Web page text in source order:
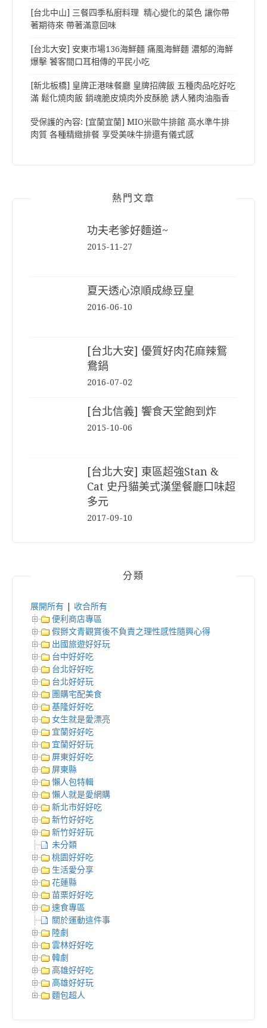
[台北中山] 三餐四季私廚料理 精心變化的菜色 讓你帶
著期待來 帶著滿意回味
[台北大安] 安東市場136海鮮麵 痛風海鮮麵 濃郁的海鮮
爆擊 饕客間口耳相傳的平民小吃
[新北板橋] 皇牌正港味餐廳 皇牌招牌飯 五種肉品吃好吃
滿 鬆化燒肉飯 銷魂脆皮燒肉外皮酥脆 誘人豬肉油脂香
受保護的內容: [宜蘭宜蘭] MIO米歐牛排館 高水準牛排
肉質 各種精緻排餐 享受美味牛排還有儀式感
熱門文章
功夫老爹好麵道~
2015-11-27
夏天透心涼順成綠豆皇
2016-06-10
[台北大安] 優質好肉花麻辣鴛
鴦鍋
2016-07-02
[台北信義] 饗食天堂飽到炸
2015-10-06
[台北大安] 東區超強Stan &
Cat 史丹貓美式漢堡餐廳口味超
多元
2017-09-10
分類
展開所有
收合所有
便利商店專區
假掰文青觀賞後不負責之理性感性隨興心得
出國旅遊好好玩
台中好好吃
台北好好吃
台北好好玩
團購宅配美食
基隆好好吃
女生就是愛漂亮
宜蘭好好吃
宜蘭好好玩
屏東好好吃
屏東縣
懶人包特輯
懶人就是愛網購
新北市好好吃
新竹好好吃
新竹好好玩
未分類
桃園好好吃
生活愛分享
花蓮縣
苗栗好好吃
速食專區
關於運動這件事
陸劇
雲林好好吃
韓劇
高雄好好吃
高雄好好玩
麵包超人